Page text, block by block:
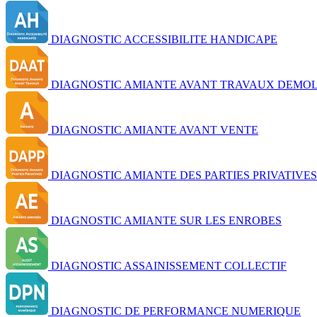
DIAGNOSTIC ACCESSIBILITE HANDICAPE
DIAGNOSTIC AMIANTE AVANT TRAVAUX
DIAGNOSTIC AMIANTE AVANT VENTE
DIAGNOSTIC AMIANTE DES PARTIES PRIVATIVES
DIAGNOSTIC AMIANTE SUR LES ENROBES
DIAGNOSTIC ASSAINISSEMENT COLLECTIF
DIAGNOSTIC DE PERFORMANCE NUMERIQUE